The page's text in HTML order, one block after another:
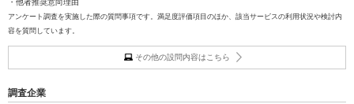
・他者推奨意向理由
アンケート調査を実施した際の質問事項です。満足度評価項目のほか、該当サービスの利用状況や検討内
容を質問しています。
その他の設問内容はこちら
調査企業